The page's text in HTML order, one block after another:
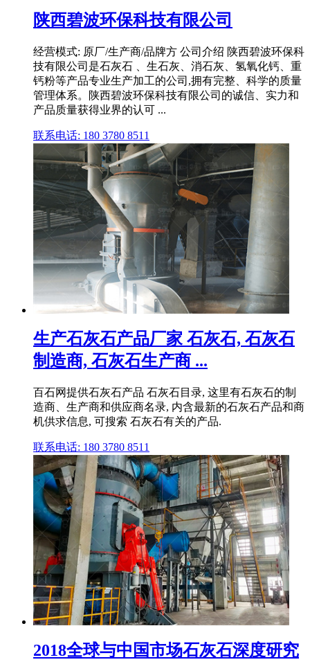
陕西碧波环保科技有限公司
经营模式: 原厂/生产商/品牌方 公司介绍 陕西碧波环保科
技有限公司是石灰石 、生石灰、消石灰、氢氧化钙、重
钙粉等产品专业生产加工的公司,拥有完整、科学的质量
管理体系。陕西碧波环保科技有限公司的诚信、实力和
产品质量获得业界的认可 ...
联系电话: 180 3780 8511
生产石灰石产品厂家 石灰石, 石灰石
制造商, 石灰石生产商 ...
百石网提供石灰石产品 石灰石目录, 这里有石灰石的制
造商、生产商和供应商名录, 内含最新的石灰石产品和商
机供求信息, 可搜索 石灰石有关的产品.
联系电话: 180 3780 8511
2018全球与中国市场石灰石深度研究